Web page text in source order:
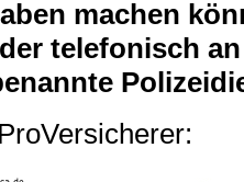
machen
telefonisch